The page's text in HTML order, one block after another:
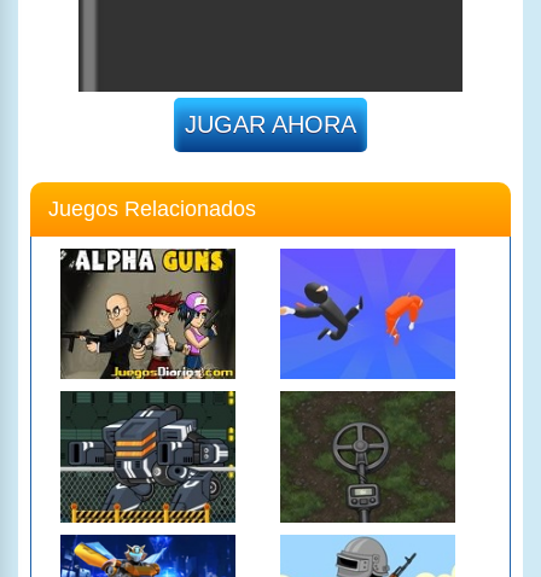
JUGAR AHORA
Juegos Relacionados